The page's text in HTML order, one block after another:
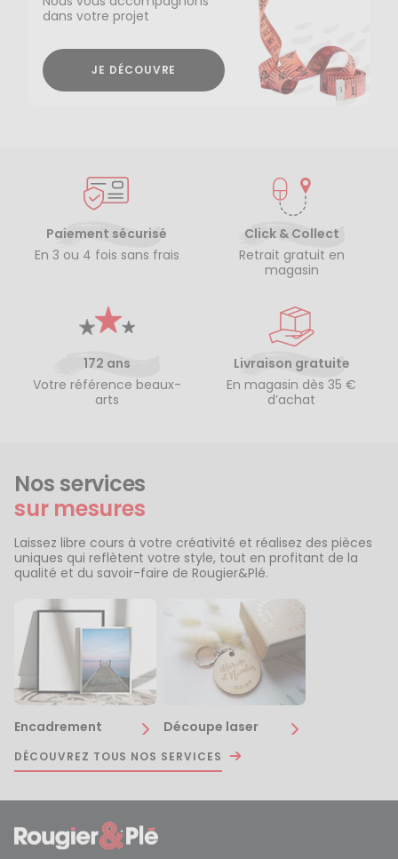
dans votre projet
JE DÉCOUVRE
Paiement sécurisé
En 3 ou 4 fois sans frais
Click & Collect
Retrait gratuit en
magasin
172 ans
Votre référence beaux-
arts
Livraison gratuite
En magasin dès 35 €
d’achat
Nos services
sur mesures
Laissez libre cours à votre créativité et réalisez des pièces
uniques qui reflètent votre style, tout en profitant de la
qualité et du savoir-faire de Rougier&Plé.
Encadrement Découpe laser
DÉCOUVREZ TOUS NOS SERVICES